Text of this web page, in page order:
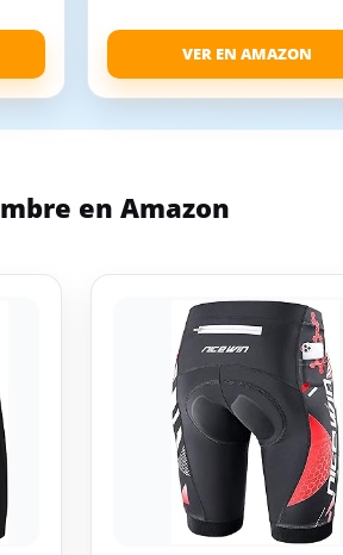
VER EN AMAZON
en Amazon